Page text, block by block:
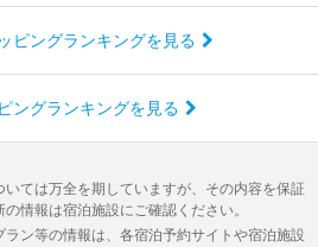
ピングランキングを見る
ングランキングを見る
ては万全を期していますが、その内容を保証
情報は宿泊施設にご確認ください。
ン等の情報は、各宿泊予約サイトや宿泊施設